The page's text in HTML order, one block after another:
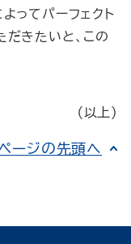
ってパーフェクト
きたいと、この
（以上）
ージの先頭へ